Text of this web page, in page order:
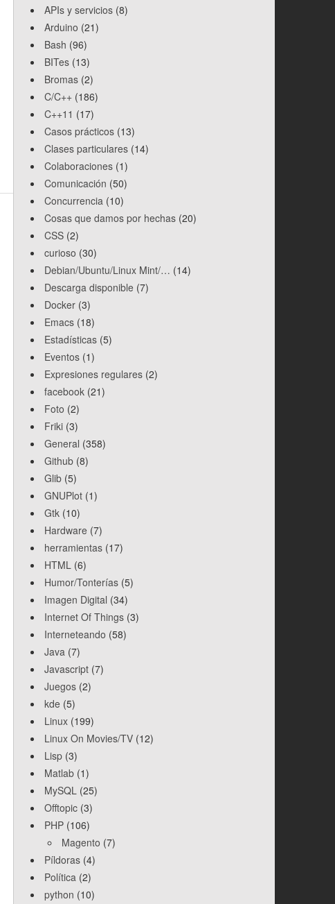
APIs y servicios (8)
Arduino (21)
Bash (96)
BITes (13)
Bromas (2)
C/C++ (186)
C++11 (17)
Casos prácticos (13)
Clases particulares (14)
Colaboraciones (1)
Comunicación (50)
Concurrencia (10)
Cosas que damos por hechas (20)
CSS (2)
curioso (30)
Debian/Ubuntu/Linux Mint/… (14)
Descarga disponible (7)
Docker (3)
Emacs (18)
Estadísticas (5)
Eventos (1)
Expresiones regulares (2)
facebook (21)
Foto (2)
Friki (3)
General (358)
Github (8)
Glib (5)
GNUPlot (1)
Gtk (10)
Hardware (7)
herramientas (17)
HTML (6)
Humor/Tonterías (5)
Imagen Digital (34)
Internet Of Things (3)
Interneteando (58)
Java (7)
Javascript (7)
Juegos (2)
kde (5)
Linux (199)
Linux On Movies/TV (12)
Lisp (3)
Matlab (1)
MySQL (25)
Offtopic (3)
PHP (106)
Magento (7)
Píldoras (4)
Política (2)
python (10)